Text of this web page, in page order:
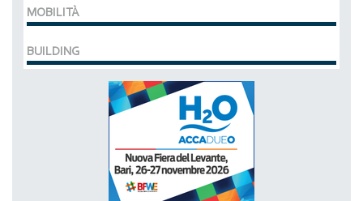
MOBILITÀ
BUILDING
DAL 07-03-2028 AL 10-03-2028,